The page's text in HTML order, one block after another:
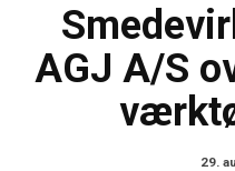
AGJ A/S
29.